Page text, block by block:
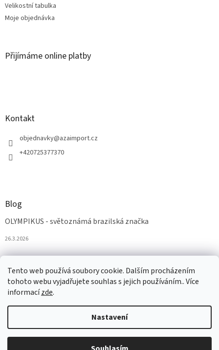
Tento web používá soubory cookie. Dalším procházením
tohoto webu vyjadřujete souhlas s jejich používáním.. Více
informacízde.
Nastavení
Velikostní tabulka
Moje objednávka
Přijímáme online platby
Kontakt
objednavky@azaimport.cz
+420725377370
Blog
OLYMPIKUS - světoznámá brazilská značka
26.3.2026
Vytvořil Shoptet